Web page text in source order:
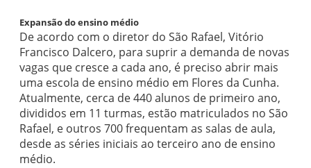
Expansão do ensino médio
De acordo com o diretor do São Rafael, Vitório
Francisco Dalcero, para suprir a demanda de novas
vagas que cresce a cada ano, é preciso abrir mais
uma escola de ensino médio em Flores da Cunha.
Atualmente, cerca de 440 alunos de primeiro ano,
divididos em 11 turmas, estão matriculados no São
Rafael, e outros 700 frequentam as salas de aula,
desde as séries iniciais ao terceiro ano de ensino
médio.